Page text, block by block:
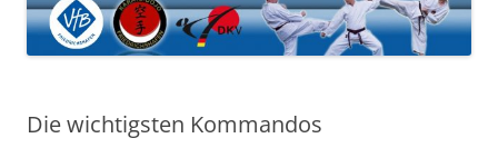
Die wichtigsten Kommandos